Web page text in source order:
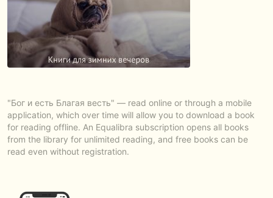
"Бог и есть Благая весть" — read online or through a mobile
application, which over time will allow you to download a book
for reading offline. An Equalibra subscription opens all books
from the library for unlimited reading, and free books can be
read even without registration.